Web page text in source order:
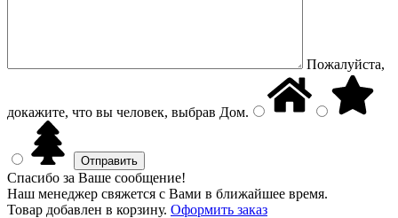
Пожалуйста,
докажите, что вы человек, выбрав Дом.
Спасибо за Ваше сообщение!
Наш менеджер свяжется с Вами в ближайшее время.
Товар добавлен в корзину. Оформить заказ